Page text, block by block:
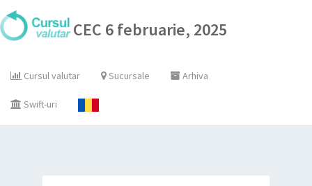
CEC 6 februarie, 2025
Cursul valutar Sucursale Arhiva
Swift-uri